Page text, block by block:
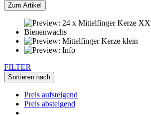
Zum Artikel
FILTER
Sortieren nach
Preis aufsteigend
Preis absteigend